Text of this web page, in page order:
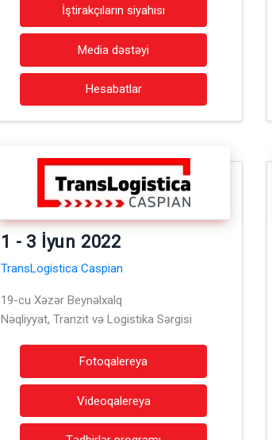
İştirakçıların siyahısı
Media dəstəyi
Hesabatlar
1 - 3 İyun 2022
TransLogistica Caspian
19-cu Xəzər Beynəlxalq
Nəqliyyat, Tranzit və Logistika Sərgisi
Fotoqalereya
Videoqalereya